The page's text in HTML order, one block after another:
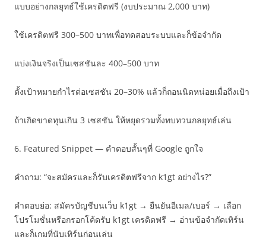
แบบอย่างกลยุทธ์ใช้เครดิตฟรี (งบประมาณ 2,000 บาท)
ใช้เครดิตฟรี 300–500 บาทเพื่อทดสอบระบบและก็ข้อจำกัด
แบ่งเงินจริงเป็นเซสชันละ 400–500 บาท
ตั้งเป้าหมายกำไรต่อเซสชัน 20–30% แล้วก็ถอนนิดหน่อยเมื่อถึงเป้า
ถ้าเกิดขาดทุนเกิน 3 เซสชัน ให้หยุดรวมทั้งทบทวนกลยุทธ์เล่น
6. Featured Snippet — คำตอบสั้นๆที่ Google ถูกใจ
คำถาม: “จะสมัครและก็รับเครดิตฟรีจาก k1gt อย่างไร?”
คำตอบย่อ: สมัครบัญชีบนเว็บ k1gt → ยืนยันอีเมล/เบอร์ → เลือก
โปรโมชั่นหรือกรอกโค้ดรับ k1gt เครดิตฟรี → อ่านข้อจำกัดเทิร์น
และก็เกมที่นับเทิร์นก่อนเล่น